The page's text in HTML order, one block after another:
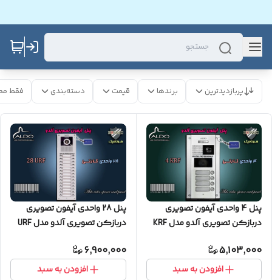
پربازدیدترین برندها قیمت دسته‌بندی فقط
پنل 4 واحدی آیفون تصویری
دربازکن تصویری آلدو مدل KRF
5,103,000
افزودن به سبد
پنل 28 واحدی آیفون تصویری
دربازکن تصویری آلدو مدل URF
6,900,000
افزودن به سبد